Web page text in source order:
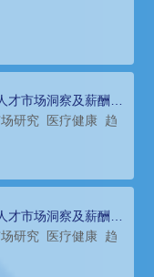
才市场洞察及薪酬指
研究 医疗健康 趋
才市场洞察及薪酬指
研究 医疗健康 趋